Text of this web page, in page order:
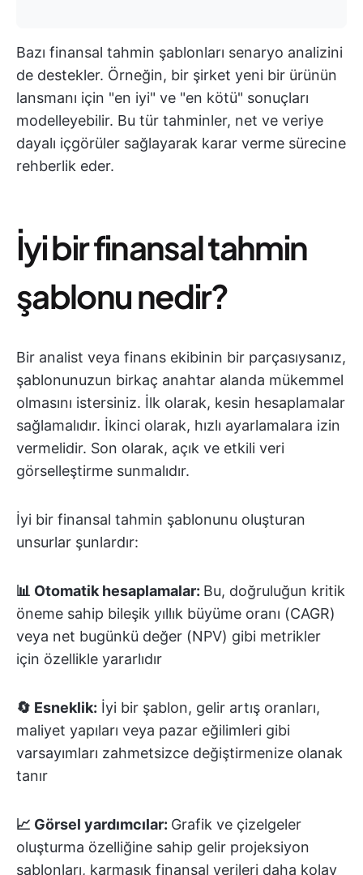
Bazı finansal tahmin şablonları senaryo analizini
de destekler. Örneğin, bir şirket yeni bir ürünün
lansmanı için "en iyi" ve "en kötü" sonuçları
modelleyebilir. Bu tür tahminler, net ve veriye
dayalı içgörüler sağlayarak karar verme sürecine
rehberlik eder.
İyi bir finansal tahmin
şablonu nedir?
Bir analist veya finans ekibinin bir parçasıysanız,
şablonunuzun birkaç anahtar alanda mükemmel
olmasını istersiniz. İlk olarak, kesin hesaplamalar
sağlamalıdır. İkinci olarak, hızlı ayarlamalara izin
vermelidir. Son olarak, açık ve etkili veri
görselleştirme sunmalıdır.
İyi bir finansal tahmin şablonunu oluşturan
unsurlar şunlardır:
📊 Otomatik hesaplamalar: Bu, doğruluğun kritik
öneme sahip bileşik yıllık büyüme oranı (CAGR)
veya net bugünkü değer (NPV) gibi metrikler
için özellikle yararlıdır
🔄 Esneklik: İyi bir şablon, gelir artış oranları,
maliyet yapıları veya pazar eğilimleri gibi
varsayımları zahmetsizce değiştirmenize olanak
tanır
📈 Görsel yardımcılar: Grafik ve çizelgeler
oluşturma özelliğine sahip gelir projeksiyon
şablonları, karmaşık finansal verileri daha kolay